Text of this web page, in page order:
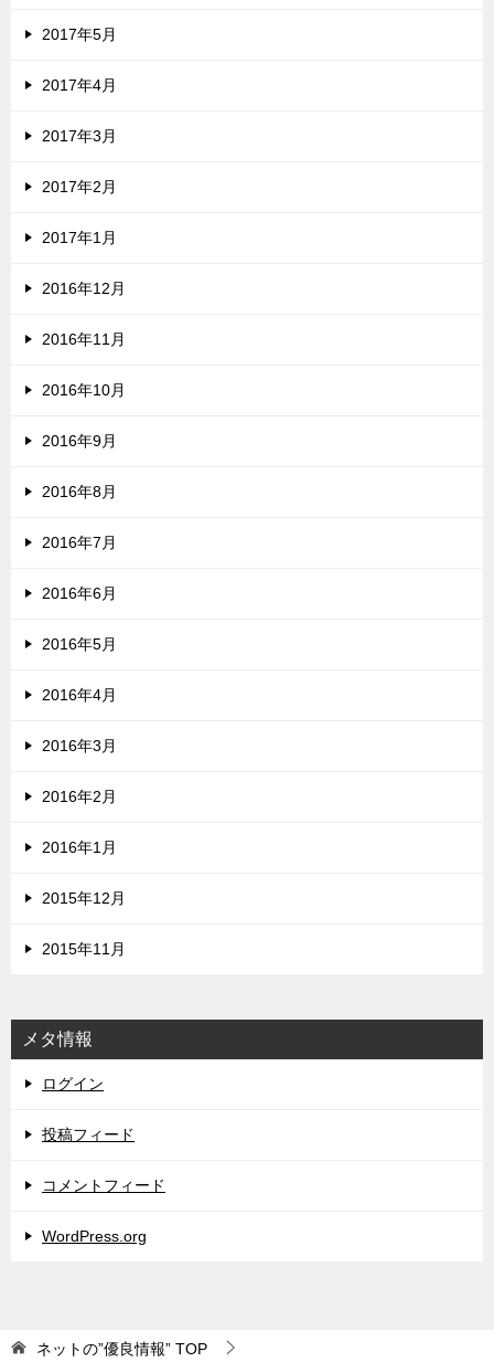
2017年5月
2017年4月
2017年3月
2017年2月
2017年1月
2016年12月
2016年11月
2016年10月
2016年9月
2016年8月
2016年7月
2016年6月
2016年5月
2016年4月
2016年3月
2016年2月
2016年1月
2015年12月
2015年11月
メタ情報
ログイン
投稿フィード
コメントフィード
WordPress.org
ネットの”優良情報” TOP